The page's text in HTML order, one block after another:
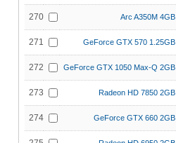
270 Arc A350M 4GB
271 GeForce GTX 570 1.25GB
272 GeForce GTX 1050 Max-Q 2GB
273 Radeon HD 7850 2GB
274 GeForce GTX 660 2GB